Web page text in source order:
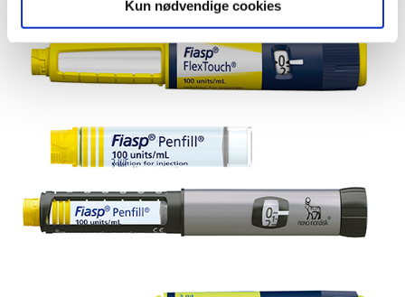
Kun nødvendige cookies